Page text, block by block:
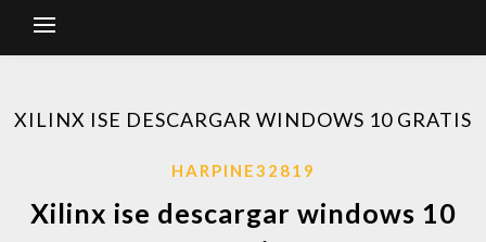
XILINX ISE DESCARGAR WINDOWS 10 GRATIS
HARPINE32819
Xilinx ise descargar windows 10